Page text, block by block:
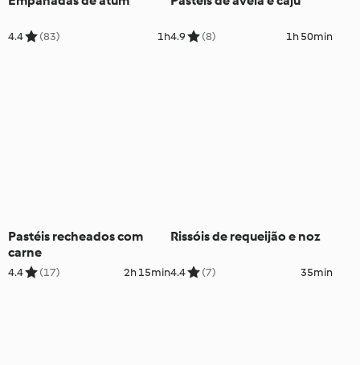
4.4 (83) 1h4.9 (8) 1h 50min
Pastéis recheados com
carne
4.4 (17) 2h 15min
Rissóis de requeijão e noz
4.4 (7) 35min